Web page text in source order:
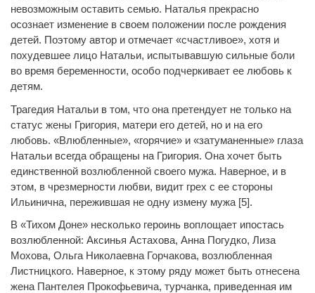
невозможным оставить семью. Наталья прекрасно
осознает изменение в своем положении после рождения
детей. Поэтому автор и отмечает «счастливое», хотя и
похудевшее лицо Натальи, испытывавшую сильные боли
во время беременности, особо подчеркивает ее любовь к
детям.
Трагедия Натальи в том, что она претендует не только на
статус жены Григория, матери его детей, но и на его
любовь. «Влюбленные», «горячие» и «затуманенные» глаза
Натальи всегда обращены на Григория. Она хочет быть
единственной возлюбленной своего мужа. Наверное, и в
этом, в чрезмерности любви, видит грех с ее стороны
Ильинична, пережившая не одну измену мужа [5].
В «Тихом Доне» несколько героинь воплощает ипостась
возлюбленной: Аксинья Астахова, Анна Погудко, Лиза
Мохова, Ольга Николаевна Горчакова, возлюбленная
Листницкого. Наверное, к этому ряду может быть отнесена
жена Пантелея Прокофьевича, турчанка, приведенная им